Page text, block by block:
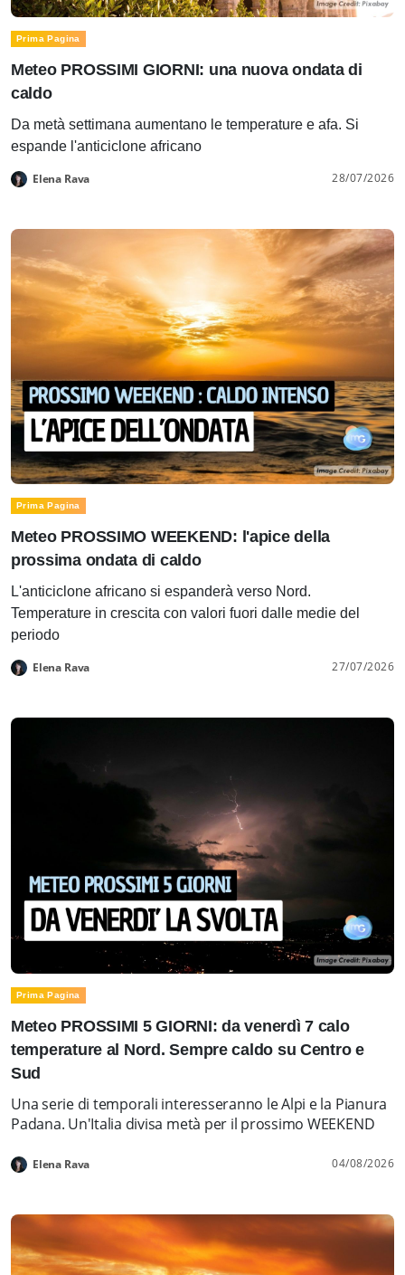
Prima Pagina
Meteo PROSSIMI GIORNI: una nuova ondata di
caldo
Da metà settimana aumentano le temperature e afa. Si
espande l'anticiclone africano
Elena Rava 28/07/2026
Prima Pagina
Meteo PROSSIMO WEEKEND: l'apice della
prossima ondata di caldo
L'anticiclone africano si espanderà verso Nord.
Temperature in crescita con valori fuori dalle medie del
periodo
Elena Rava 27/07/2026
Prima Pagina
Meteo PROSSIMI 5 GIORNI: da venerdì 7 calo
temperature al Nord. Sempre caldo su Centro e
Sud
Una serie di temporali interesseranno le Alpi e la Pianura
Padana. Un'Italia divisa metà per il prossimo WEEKEND
Elena Rava 04/08/2026